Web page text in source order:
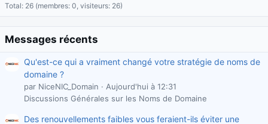
Total: 26 (membres: 0, visiteurs: 26)
Messages récents
Qu'est-ce qui a vraiment changé votre stratégie de noms de
domaine ?
par NiceNIC_Domain
Aujourd'hui à 12:31
Discussions Générales sur les Noms de Domaine
Des renouvellements faibles vous feraient-ils éviter une